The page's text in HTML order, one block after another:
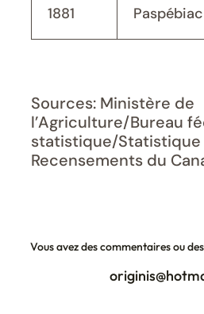
1881
Sources: Ministère de
l’Agriculture/Bureau
statistique/Statistique
Recensements du
Vous avez des commentaires ou